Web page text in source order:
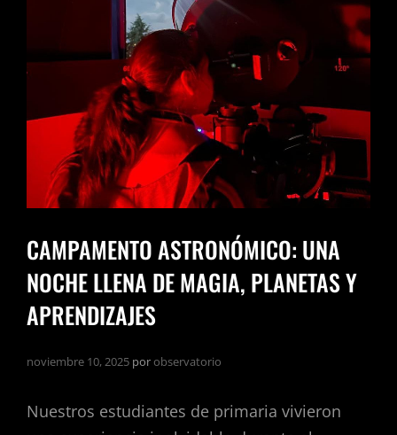
CAMPAMENTO ASTRONÓMICO: UNA
NOCHE LLENA DE MAGIA, PLANETAS Y
APRENDIZAJES
noviembre 10, 2025 porobservatorio
Nuestros estudiantes de primaria vivieron